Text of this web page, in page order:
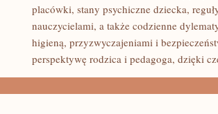
DZIECKIEMplacówki, stany psychiczne dziecka,
nauczycielami, a także codzienne
higieną, przyzwyczajeniami i
perspektywę rodzica i pedagoga, dzięki